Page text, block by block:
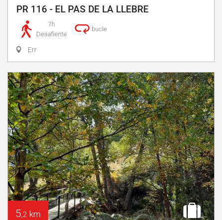
PR 116 - EL PAS DE LA LLEBRE
7h
Desafiente
bucle
Err
5,2 km